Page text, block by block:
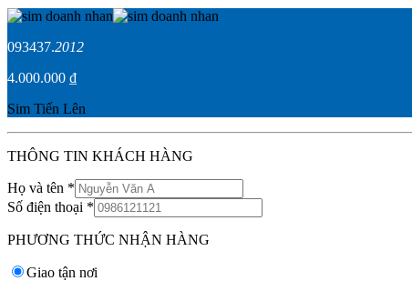
093437.2012
4.000.000 ₫
Sim Tiến Lên
THÔNG TIN KHÁCH HÀNG
Họ và tên *
Số điện thoại *
PHƯƠNG THỨC NHẬN HÀNG
Giao tận nơi